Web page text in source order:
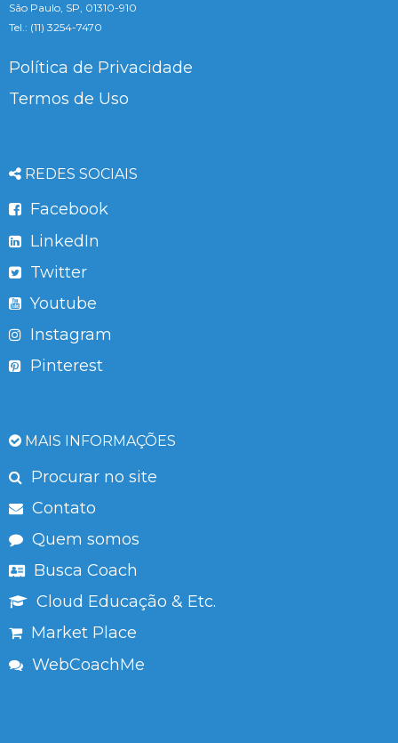
São Paulo, SP, 01310-910
Tel.: (11) 3254-7470
Política de Privacidade
Termos de Uso
REDES SOCIAIS
Facebook
LinkedIn
Twitter
Youtube
Instagram
Pinterest
MAIS INFORMAÇÕES
Procurar no site
Contato
Quem somos
Busca Coach
Cloud Educação & Etc.
Market Place
WebCoachMe